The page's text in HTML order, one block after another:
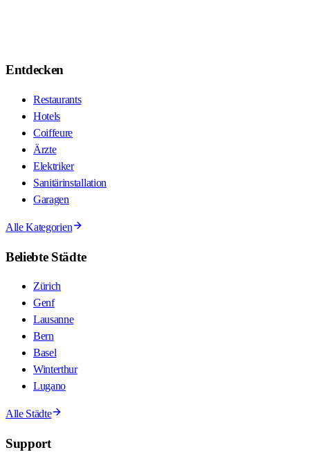
Entdecken
Restaurants
Hotels
Coiffeure
Ärzte
Elektriker
Sanitärinstallation
Garagen
Alle Kategorien
Beliebte Städte
Zürich
Genf
Lausanne
Bern
Basel
Winterthur
Lugano
Alle Städte
Support